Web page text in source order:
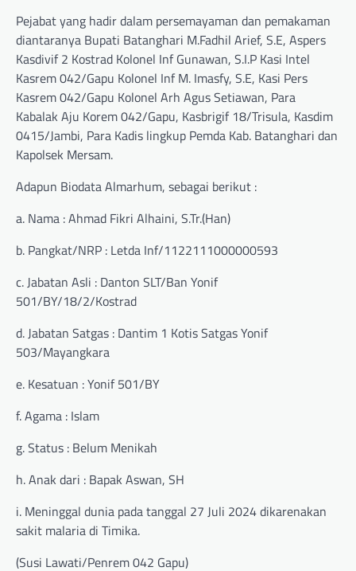
Pejabat yang hadir dalam persemayaman dan pemakaman
diantaranya Bupati Batanghari M.Fadhil Arief, S.E, Aspers
Kasdivif 2 Kostrad Kolonel Inf Gunawan, S.I.P Kasi Intel
Kasrem 042/Gapu Kolonel Inf M. Imasfy, S.E, Kasi Pers
Kasrem 042/Gapu Kolonel Arh Agus Setiawan, Para
Kabalak Aju Korem 042/Gapu, Kasbrigif 18/Trisula, Kasdim
0415/Jambi, Para Kadis lingkup Pemda Kab. Batanghari dan
Kapolsek Mersam.
Adapun Biodata Almarhum, sebagai berikut :
a. Nama : Ahmad Fikri Alhaini, S.Tr.(Han)
b. Pangkat/NRP : Letda Inf/1122111000000593
c. Jabatan Asli : Danton SLT/Ban Yonif
501/BY/18/2/Kostrad
d. Jabatan Satgas : Dantim 1 Kotis Satgas Yonif
503/Mayangkara
e. Kesatuan : Yonif 501/BY
f. Agama : Islam
g. Status : Belum Menikah
h. Anak dari : Bapak Aswan, SH
i. Meninggal dunia pada tanggal 27 Juli 2024 dikarenakan
sakit malaria di Timika.
(Susi Lawati/Penrem 042 Gapu)